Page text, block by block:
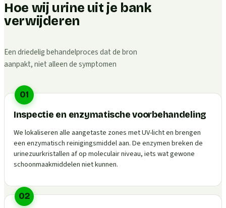
Hoe wij urine uit je bank
verwijderen
Een driedelig behandelproces dat de bron
aanpakt, niet alleen de symptomen
01
Inspectie en enzymatische voorbehandeling
We lokaliseren alle aangetaste zones met UV-licht en brengen
een enzymatisch reinigingsmiddel aan. De enzymen breken de
urinezuurkristallen af op moleculair niveau, iets wat gewone
schoonmaakmiddelen niet kunnen.
02